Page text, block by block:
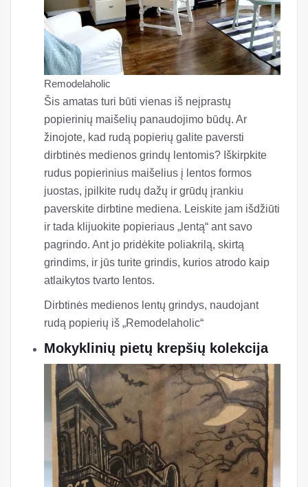
Remodelaholic
Šis amatas turi būti vienas iš neįprastų
popierinių maišelių panaudojimo būdų. Ar
žinojote, kad rudą popierių galite paversti
dirbtinės medienos grindų lentomis? Iškirpkite
rudus popierinius maišelius į lentos formos
juostas, įpilkite rudų dažų ir grūdų įrankiu
paverskite dirbtine mediena. Leiskite jam išdžiūti
ir tada klijuokite popieriaus „lentą“ ant savo
pagrindo. Ant jo pridėkite poliakrilą, skirtą
grindims, ir jūs turite grindis, kurios atrodo kaip
atlaikytos tvarto lentos.
Dirbtinės medienos lentų grindys, naudojant
rudą popierių iš „Remodelaholic“
Mokyklinių pietų krepšių kolekcija